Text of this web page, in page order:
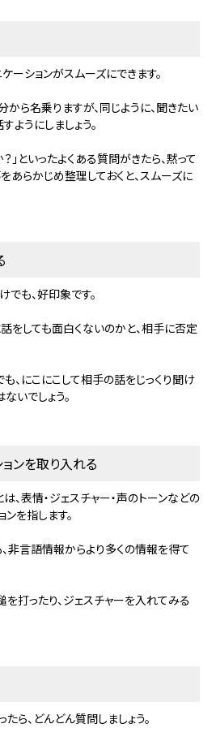
ーションがスムーズにできます。
ら名乗りますが、同じように、聞きたい
ようにしましょう。
」といったよくある質問がきたら、黙って
あらかじめ整理しておくと、スムーズに
も、好印象です。
をしても面白くないのかと、相手に否定
、にこにこして相手の話をじっくり聞け
いでしょう。
ンを取り入れる
、表情・ジェスチャー・声のトーンなどの
を指します。
非言語情報からより多くの情報を得て
打ったり、ジェスチャーを入れてみる
ら、どんどん質問しましょう。